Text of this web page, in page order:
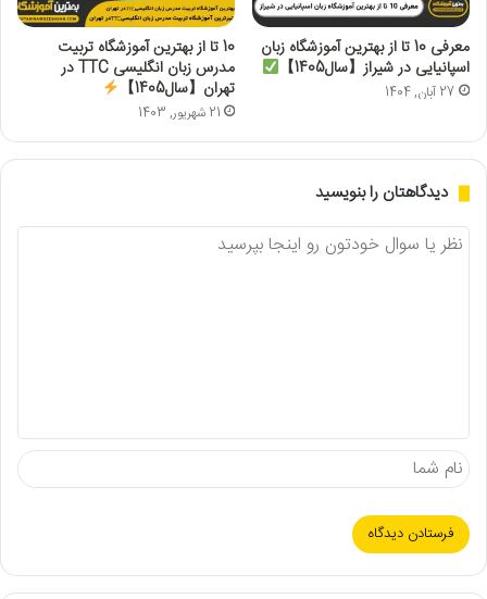
معرفی 10 تا از بهترین آموزشگاه زبان
اسپانیایی در شیراز【سال1405】
27 آبان, 1404
10 تا از بهترین آموزشگاه تربیت
مدرس زبان انگلیسی TTC در
تهران【سال1405】
21 شهریور, 1403
دیدگاهتان را بنویسید
د